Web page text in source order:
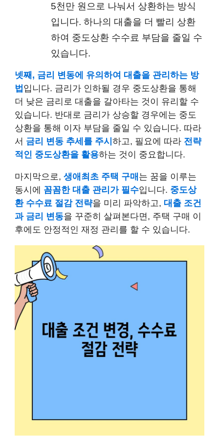
5천만 원으로 나눠서 상환하는 방식
입니다. 하나의 대출을 더 빨리 상환
하여 중도상환 수수료 부담을 줄일 수
있습니다.
넷째, 금리 변동에 유의하여 대출을 관리하는 방
법 입니다. 금리가 인하될 경우 중도상환을 통해
더 낮은 금리로 대출을 갈아타는 것이 유리할 수
있습니다. 반대로 금리가 상승할 경우에는 중도
상환을 통해 이자 부담을 줄일 수 있습니다. 따라
서 금리 변동 추세를 주시 하고, 필요에 따라 전략
적인 중도상환을 활용하는 것이 중요합니다.
마지막으로, 생애최초 주택 구매 는 꿈을 이루는
동시에 꼼꼼한 대출 관리가 필수입니다. 중도상
환 수수료 절감 전략을 미리 파악하고, 대출 조건
과 금리 변동을 꾸준히 살펴본다면, 주택 구매 이
후에도 안정적인 재정 관리를 할 수 있습니다.